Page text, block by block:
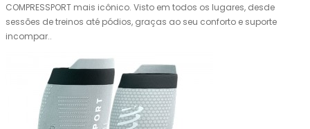
COMPRESSPORT mais icônico. Visto em todos os lugares, desde
sessões de treinos até pódios, graças ao seu conforto e suporte
incompar..